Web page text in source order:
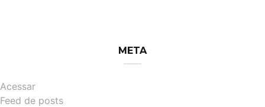
META
Acessar
Feed de posts